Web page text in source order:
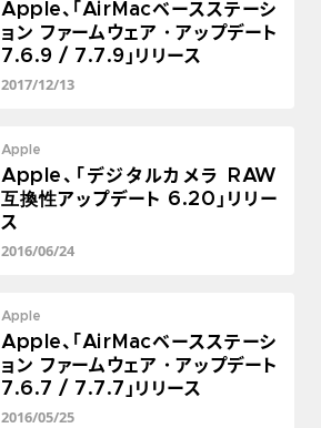
Apple、「AirMacベースステーシ
ョン ファームウェア・アップデート
7.6.9 / 7.7.9」リリース
2017/12/13
Apple
Apple、「デジタルカメラ RAW
互換性アップデート 6.20」リリー
ス
2016/06/24
Apple
Apple、「AirMacベースステーシ
ョン ファームウェア・アップデート
7.6.7 / 7.7.7」リリース
2016/05/25